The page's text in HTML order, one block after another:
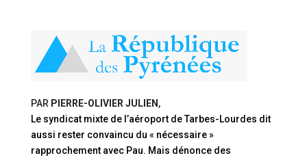
PAR PIERRE-OLIVIER JULIEN ,
Le syndicat mixte de l’aéroport de Tarbes-Lourdes dit
aussi rester convaincu du « nécessaire »
rapprochement avec Pau. Mais dénonce des